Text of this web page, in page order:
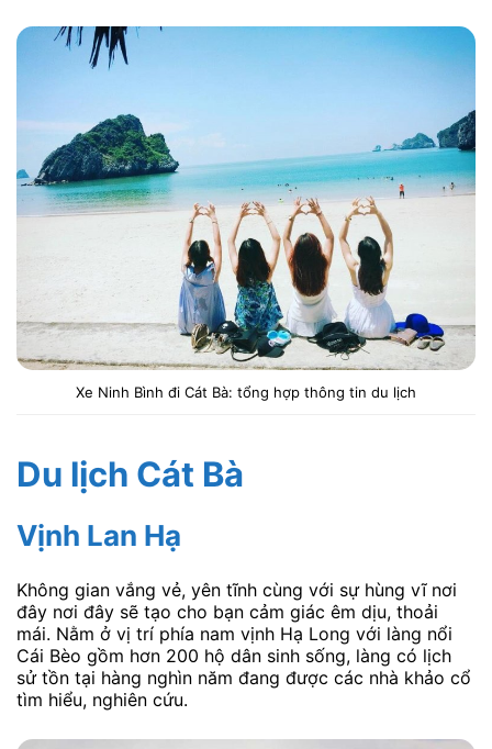
Xe Ninh Bình đi Cát Bà: tổng hợp thông tin du lịch
Du lịch Cát Bà
Vịnh Lan Hạ
Không gian vắng vẻ, yên tĩnh cùng với sự hùng vĩ nơi
đây nơi đây sẽ tạo cho bạn cảm giác êm dịu, thoải
mái. Nằm ở vị trí phía nam vịnh Hạ Long với làng nổi
Cái Bèo gồm hơn 200 hộ dân sinh sống, làng có lịch
sử tồn tại hàng nghìn năm đang được các nhà khảo cổ
tìm hiểu, nghiên cứu.